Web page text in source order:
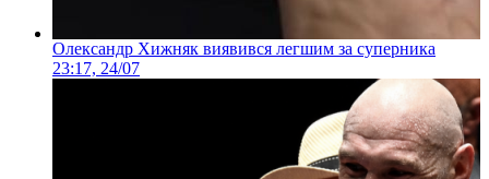
Олександр Хижняк виявився легшим за суперника
23:17, 24/07